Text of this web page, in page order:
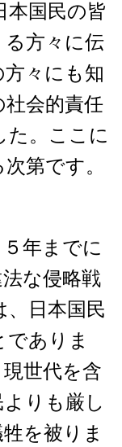
本国民の皆
方々に伝
々にも知
会的責任
た。ここに
第です。
年までに
な侵略戦
日本国民
ありま
世代を含
りも厳し
を被りま